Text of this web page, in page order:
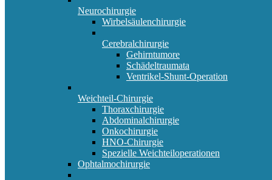
Neurochirurgie
Wirbelsäulenchirurgie
Cerebralchirurgie
Gehirntumore
Schädeltraumata
Ventrikel-Shunt-Operation
Weichteil-Chirurgie
Thoraxchirurgie
Abdominalchirurgie
Onkochirurgie
HNO-Chirurgie
Spezielle Weichteiloperationen
Ophtalmochirurgie